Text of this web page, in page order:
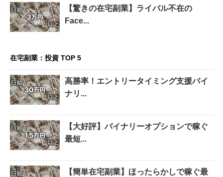
【驚きの在宅副業】ライバル不在の
Face...
在宅副業：投資 TOP 5
高勝率！エントリータイミング支援バイ
ナリ...
【大好評】バイナリーオプションで稼ぐ
最短...
【簡単在宅副業】ほったらかしで稼ぐ最